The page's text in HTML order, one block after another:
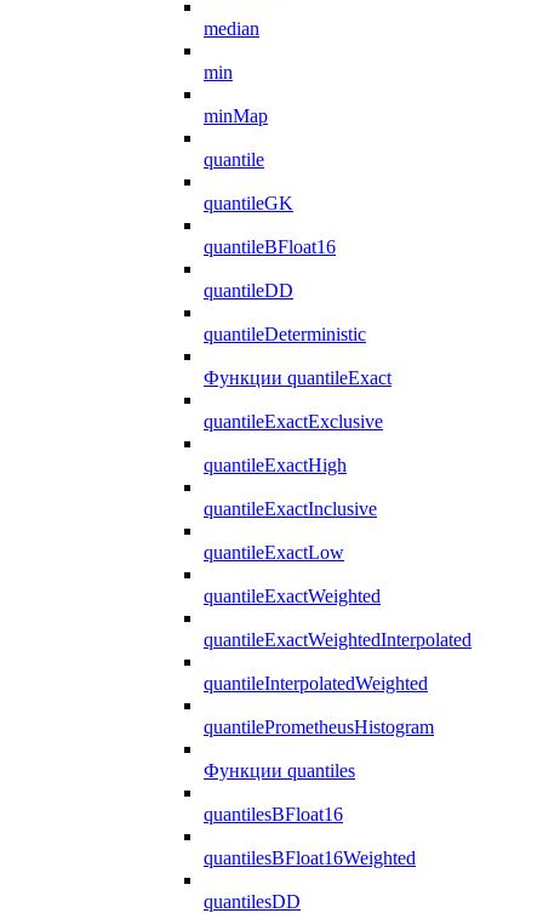
median
min
minMap
quantile
quantileGK
quantileBFloat16
quantileDD
quantileDeterministic
Функции quantileExact
quantileExactExclusive
quantileExactHigh
quantileExactInclusive
quantileExactLow
quantileExactWeighted
quantileExactWeightedInterpolated
quantileInterpolatedWeighted
quantilePrometheusHistogram
Функции quantiles
quantilesBFloat16
quantilesBFloat16Weighted
quantilesDD